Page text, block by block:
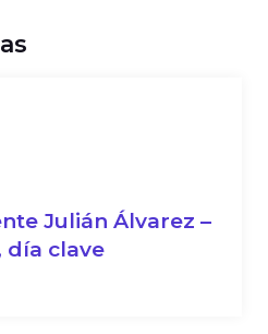
Julián Álvarez –
día clave